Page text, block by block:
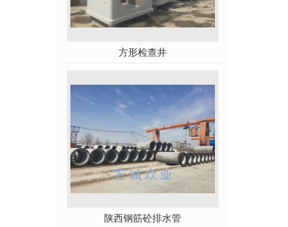
方形检查井
陕西钢筋砼排水管